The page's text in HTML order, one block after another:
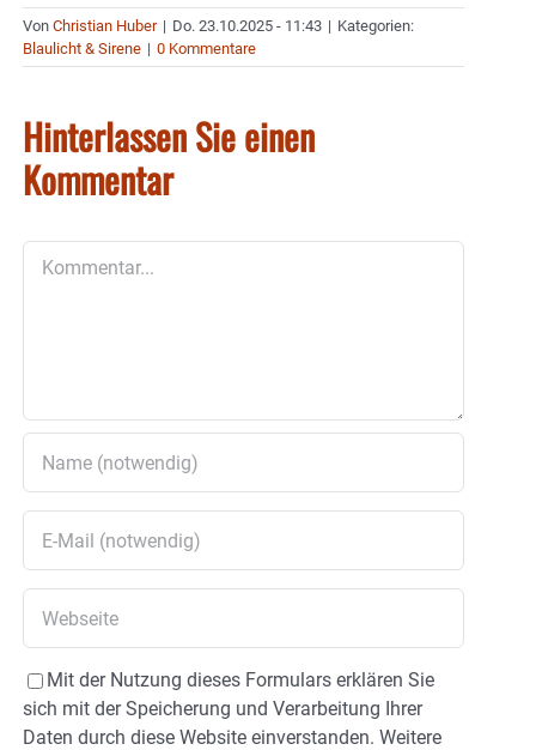
Von Christian Huber | Do. 23.10.2025 - 11:43 | Kategorien:
Blaulicht & Sirene | 0 Kommentare
Hinterlassen Sie einen
Kommentar
Mit der Nutzung dieses Formulars erklären Sie
sich mit der Speicherung und Verarbeitung Ihrer
Daten durch diese Website einverstanden. Weitere